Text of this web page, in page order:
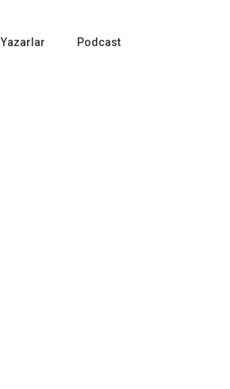
Yazarlar Podcast